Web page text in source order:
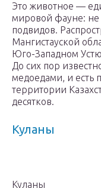
Это животное —
мировой фауне: не
подвидов.
Мангистауской
Юго-Западном
До сих пор
медоедами, и есть
территории
десятков.
Куланы
Куланы